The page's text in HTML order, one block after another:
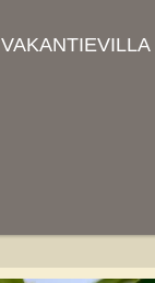
VAKANTIEVILLA